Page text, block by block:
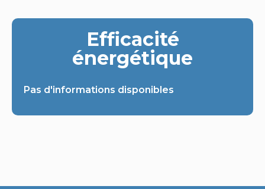
Efficacité
énergétique
Pas d'informations disponibles